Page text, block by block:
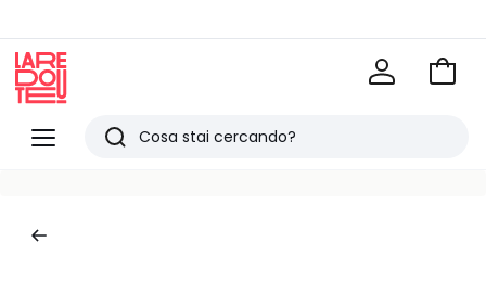
Menu
Redoute
Ricerca
Vai